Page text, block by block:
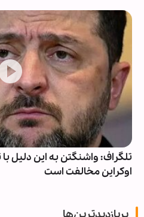
برگزاری مراسم سوگواری رحلت
رضا(ع) در حرم عبدالعظیم(ع)